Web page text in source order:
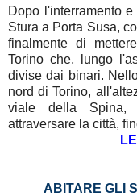
Dopo l'interramento
Stura a Porta Susa,
finalmente di
Torino che, lungo
divise dai binari.
nord di Torino,
viale della Spina,
attraversare la città,
ABITARE GLI